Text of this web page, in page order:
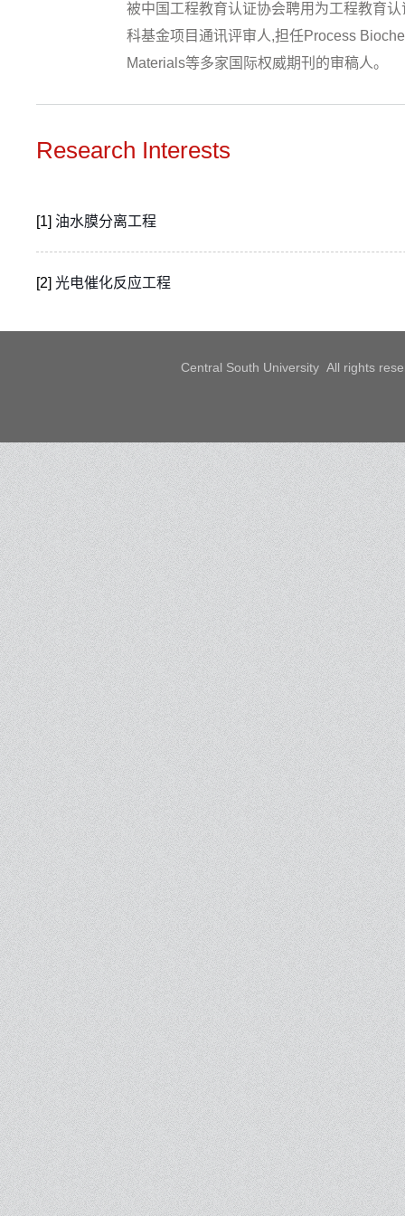
被中国工程教育认证协会聘用为工程教育
科基金项目通讯评审人,担任Process
Materials等多家国际权威期刊的审稿人。
Research Interests
[1] 油水膜分离工程
[2] 光电催化反应工程
Central South University All rights